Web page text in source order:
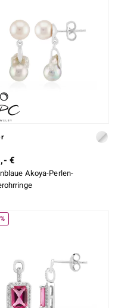
€
Akoya-Perlen-